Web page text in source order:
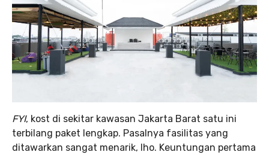
FYI, kost di sekitar kawasan Jakarta Barat satu ini
terbilang paket lengkap. Pasalnya fasilitas yang
ditawarkan sangat menarik, lho. Keuntungan pertama